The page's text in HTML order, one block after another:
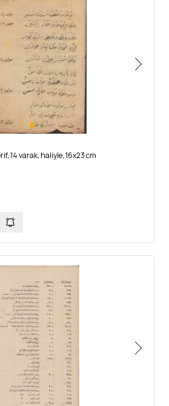
14 varak, haliyle, 16x23 cm